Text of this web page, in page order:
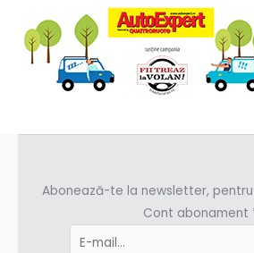
Abonează-te la newsletter, pentru
Cont abonament